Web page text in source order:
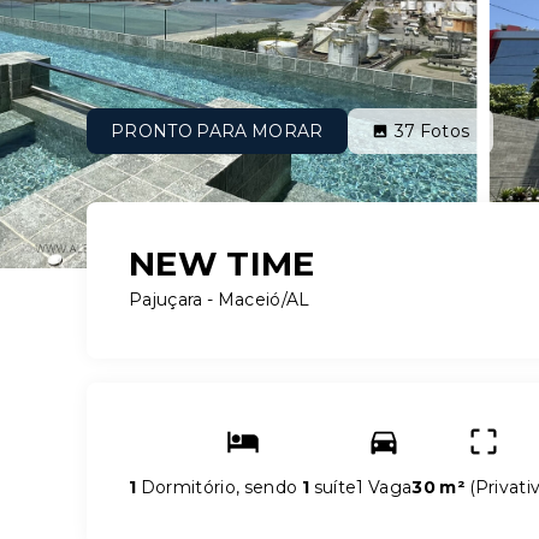
PRONTO PARA MORAR 37Fotos
NEW TIME
Pajuçara - Maceió/AL
1 Dormitório, sendo 1 suíte1 Vaga30 m² (